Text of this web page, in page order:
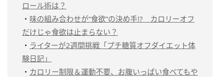
ロール術は？
・ 味の組み合わせが“食欲”の決め手!? カロリーオフ
だけじゃ食欲は止まらない？
・ ライターが2週間挑戦「プチ糖質オフダイエット体
験日記」
・ カロリー制限＆運動不要、お腹いっぱい食べてもや